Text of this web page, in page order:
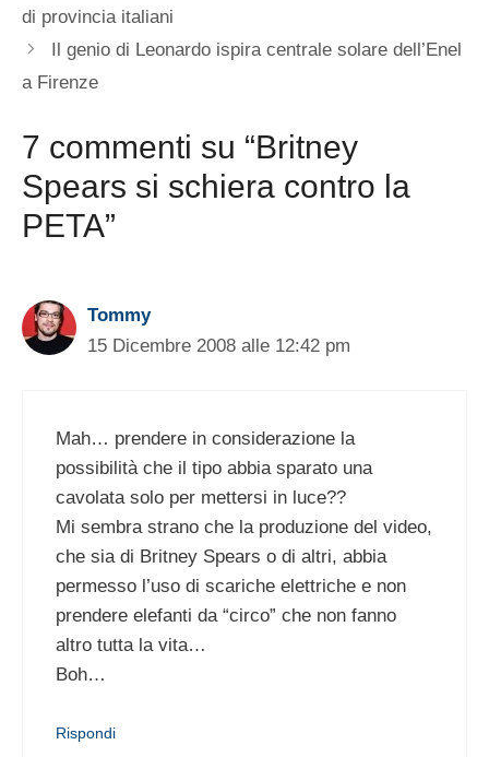
di provincia italiani
Il genio di Leonardo ispira centrale solare dell’Enel
a Firenze
7 commenti su “Britney
Spears si schiera contro la
PETA”
Tommy
15 Dicembre 2008 alle 12:42 pm
Mah… prendere in considerazione la
possibilità che il tipo abbia sparato una
cavolata solo per mettersi in luce??
Mi sembra strano che la produzione del video,
che sia di Britney Spears o di altri, abbia
permesso l’uso di scariche elettriche e non
prendere elefanti da “circo” che non fanno
altro tutta la vita…
Boh…
Rispondi